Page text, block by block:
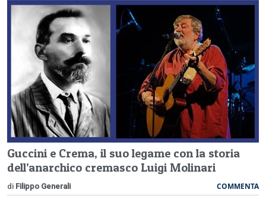
Guccini e Crema, il suo legame con la storia
dell’anarchico cremasco Luigi Molinari
di Filippo Generali COMMENTA